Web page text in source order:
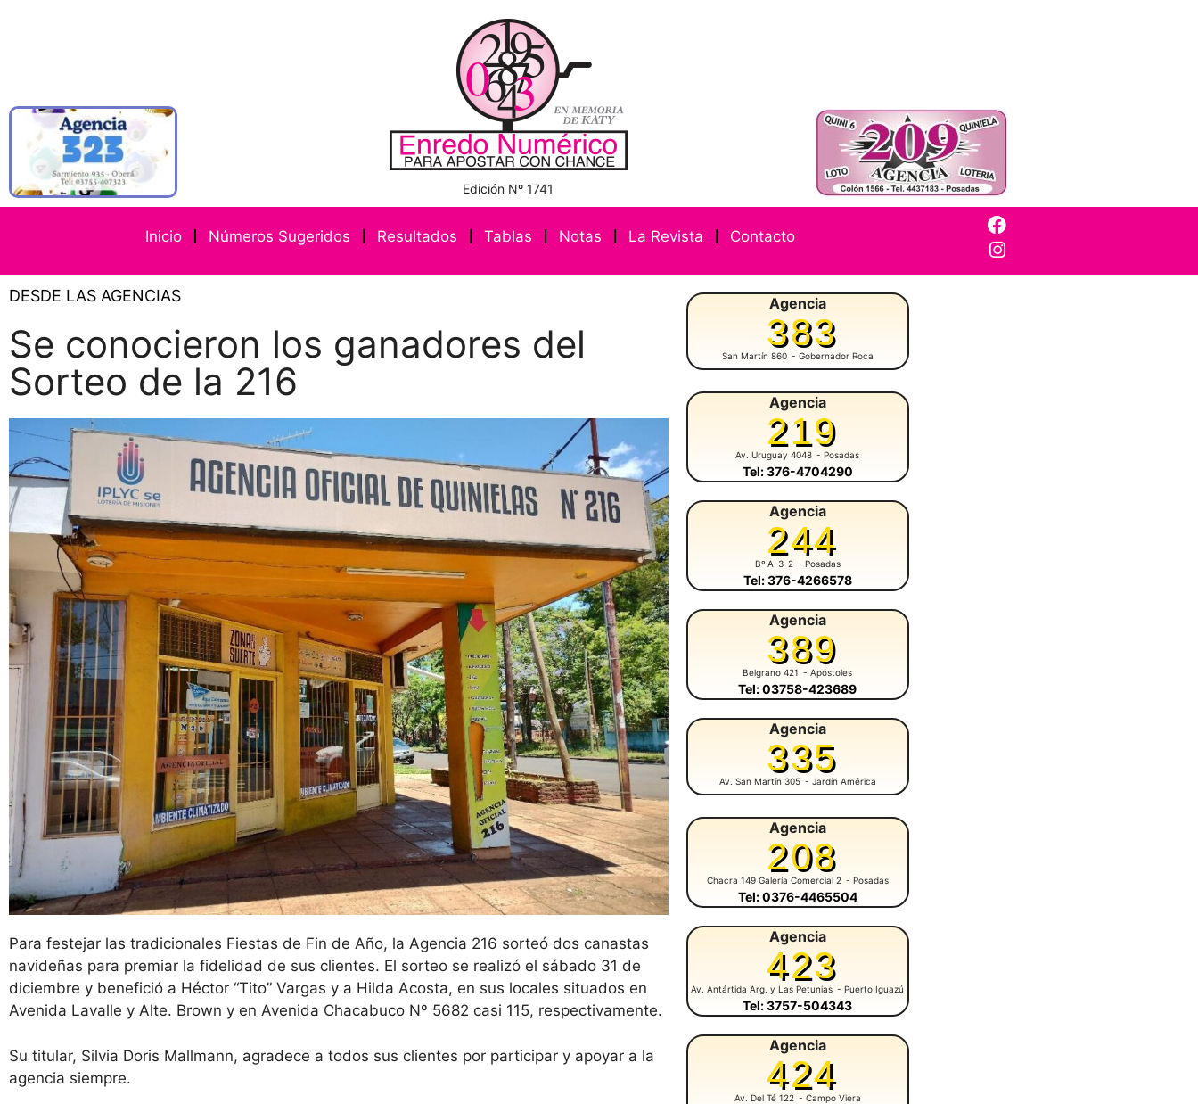
Edición Nº 1741
Inicio Números Sugeridos Resultados Tablas Notas La Revista Contacto
DESDE LAS AGENCIAS
Se conocieron los ganadores del
Sorteo de la 216
Para festejar las tradicionales Fiestas de Fin de Año, la Agencia 216 sorteó dos canastas
navideñas para premiar la fidelidad de sus clientes. El sorteo se realizó el sábado 31 de
diciembre y benefició a Héctor “Tito” Vargas y a Hilda Acosta, en sus locales situados en
Avenida Lavalle y Alte. Brown y en Avenida Chacabuco Nº 5682 casi 115, respectivamente.
Su titular, Silvia Doris Mallmann, agradece a todos sus clientes por participar y apoyar a la
agencia siempre.
Agencia
383
San Martín 860 - Gobernador Roca
Agencia
219
Av. Uruguay 4048 - Posadas
Tel: 376-4704290
Agencia
244
Bº A-3-2 - Posadas
Tel: 376-4266578
Agencia
389
Belgrano 421 - Apóstoles
Tel: 03758-423689
Agencia
335
Av. San Martín 305 - Jardín América
Agencia
208
Chacra 149 Galería Comercial 2 - Posadas
Tel: 0376-4465504
Agencia
423
Av. Antártida Arg. y Las Petunias - Puerto Iguazú
Tel: 3757-504343
Agencia
424
Av. Del Té 122 - Campo Viera